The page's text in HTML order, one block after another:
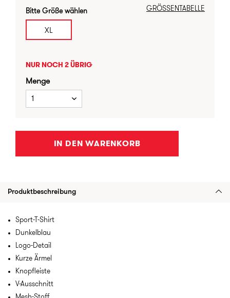
GRÖSSENTABELLE
Bitte Größe wählen
XL
NUR NOCH 2 ÜBRIG
Menge
1
IN DEN WARENKORB
Produktbeschreibung
Sport-T-Shirt
Dunkelblau
Logo-Detail
Kurze Ärmel
Knopfleiste
V-Ausschnitt